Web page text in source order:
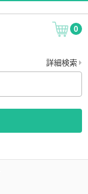
0
詳細検索